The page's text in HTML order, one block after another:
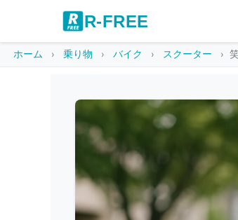
R-FREE
ホーム 乗り物 バイク スクーター